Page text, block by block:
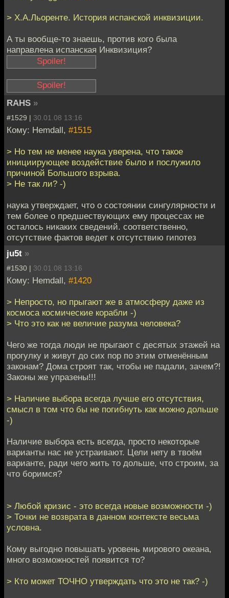
> Х.А.Льоренте. История испанской инквизиции.
А ты вообще-то знаешь, против кого была
направлена испанская Инквизиция?
посмотри статистику
осужденных много
интересного узнаешь
и напиши здесь -
GrGr'а порадуешь.
RAHS »
#1529 | 30.01.08 13:16
Кому: Hemdall, #1515
> Но тем не менее наука уверена, что такое
инициирующее воздействие было и послужило
причиной Большого взрыва.
> Не так ли? -)
наука утверждает, что о состоянии сингулярности и
тем более о предшествующих ему процессах не
осталось никаких сведений. соответственно,
отсутствие фактов ведет к отсутствию гипотез
ju5t »
#1530 | 30.01.08 13:16
Кому: Hemdall, #1420
> Непросто, но прыгают же в атмосферу даже из
космоса космические корабли -)
> Что это как не величие разума человека?
Чего же тогда люди не прыгают с десятых этажей на
прогулку и живут до сих пор по этим отменённым
законам? Дома строят так, чтобы не падали, зачем?!
Законы же упразены!!!
> Наличие выбора всегда лучше его отсутствия,
смысл в том что бы не погибнуть как можно дольше
-)
Наличие выбора есть всегда, просто некоторые
варианты нас не устраивают. Цели нету в твоём
варианте, ради чего жить то дольше, что строим, за
что боримся?
> Любой кризис - это всегда новые возможности -)
> Точки не возврата в данном контексте весьма
условна.
Кому выгодно повышать уровень мирового океана,
много возможностей появится то?
> Кто может ТОЧНО утверждать что это не так? -)